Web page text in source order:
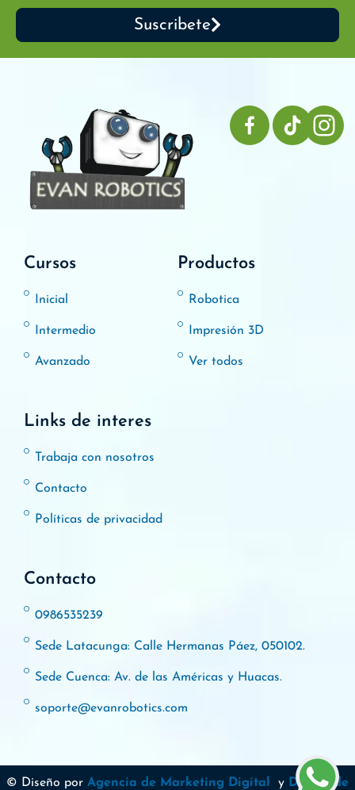
Suscribete
Cursos
Inicial
Intermedio
Avanzado
Productos
Robotica
Impresión 3D
Ver todos
Links de interes
Trabaja con nosotros
Contacto
Políticas de privacidad
Contacto
0986535239
Sede Latacunga: Calle Hermanas Páez, 050102.
Sede Cuenca: Av. de las Américas y Huacas.
soporte@evanrobotics.com
© Diseño por Agencia de Marketing Digital y Diseño de